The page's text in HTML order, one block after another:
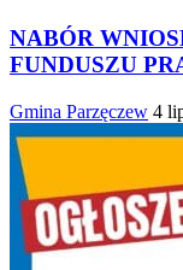
NABÓR
FUNDUSZU
Gmina Parzęczew 4